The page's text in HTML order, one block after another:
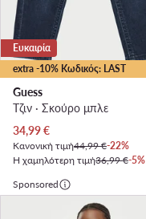
extra -10% Κωδικός: LAST
Ευκαιρία
Guess
Τζιν · Σκούρο μπλε
Τρέχουσα τιμή
34,99€
Κανονική τιμή44,99 €-22%
Η χαμηλότερη τιμή36,99 €-5%
Sponsored